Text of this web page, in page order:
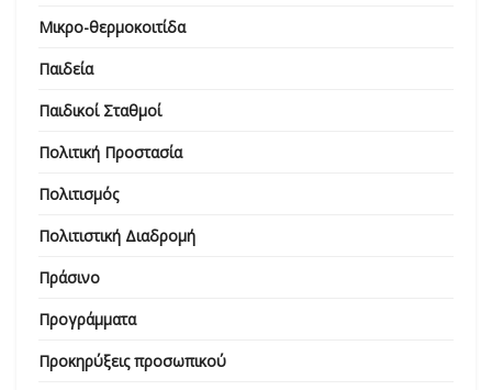
Μικρο-θερμοκοιτίδα
Παιδεία
Παιδικοί Σταθμοί
Πολιτική Προστασία
Πολιτισμός
Πολιτιστική Διαδρομή
Πράσινο
Προγράμματα
Προκηρύξεις προσωπικού